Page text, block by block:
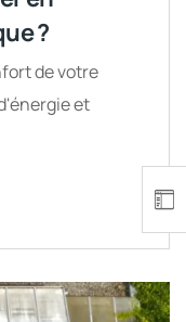
?
de votre
et